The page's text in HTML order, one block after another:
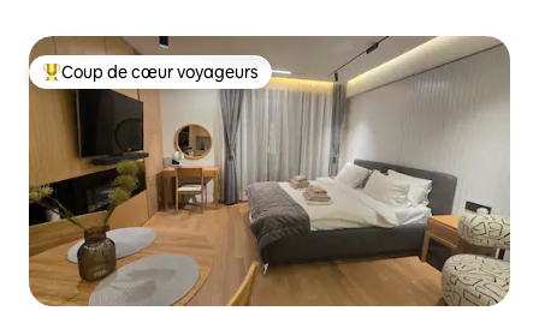
Coups de cœur voyageurs les plus appréciés
Coup de cœur voyageurs